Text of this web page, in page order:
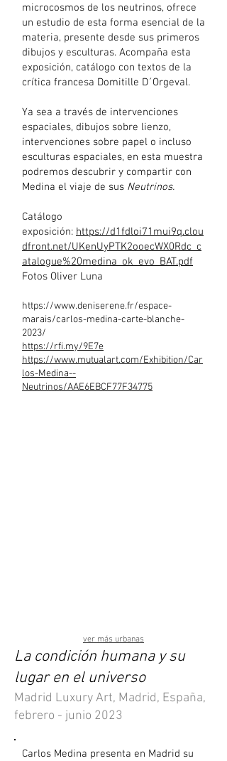
microcosmos de los neutrinos, ofrece
un estudio de esta forma esencial de la
materia, presente desde sus primeros
dibujos y esculturas. Acompaña esta
exposición, catálogo con textos de la
crítica francesa Domitille D´Orgeval.
Ya sea a través de intervenciones
espaciales, dibujos sobre lienzo,
intervenciones sobre papel o incluso
esculturas espaciales, en esta muestra
podremos descubrir y compartir con
Medina el viaje de sus Neutrinos.
Catálogo
exposición: https://d1fdloi71mui9q.clou
dfront.net/UKenUyPTK2ooecWX0Rdc_c
atalogue%20medina_ok_evo_BAT.pdf
Fotos Oliver Luna
https://www.deniserene.fr/espace-
marais/carlos-medina-carte-blanche-
2023/
https://rfi.my/9E7e
https://www.mutualart.com/Exhibition/Car
los-Medina--
Neutrinos/AAE6EBCF77F34775
ver más urbanas
La condición humana y su
lugar en el universo
Madrid Luxury Art, Madrid, España,
febrero - junio 2023
Carlos Medina presenta en Madrid su